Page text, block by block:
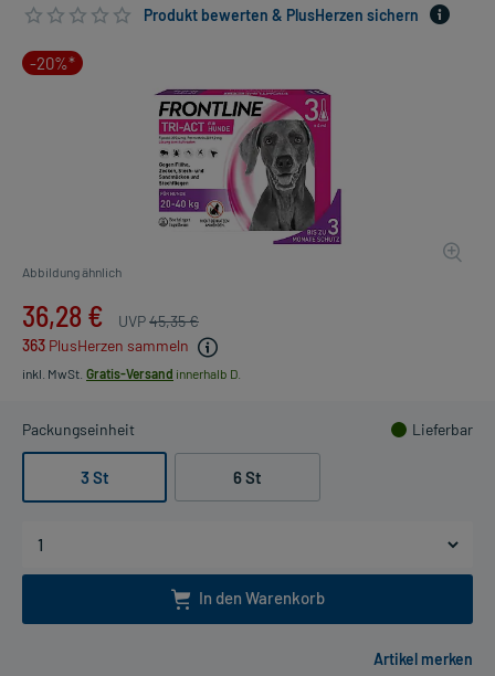
Produkt bewerten & PlusHerzen sichern
-20%*
Abbildung ähnlich
36,28 € UVP45,35 €
363 PlusHerzen sammeln
inkl. MwSt. Gratis-Versand innerhalb D.
Packungseinheit Lieferbar
3 St 6 St
In den Warenkorb